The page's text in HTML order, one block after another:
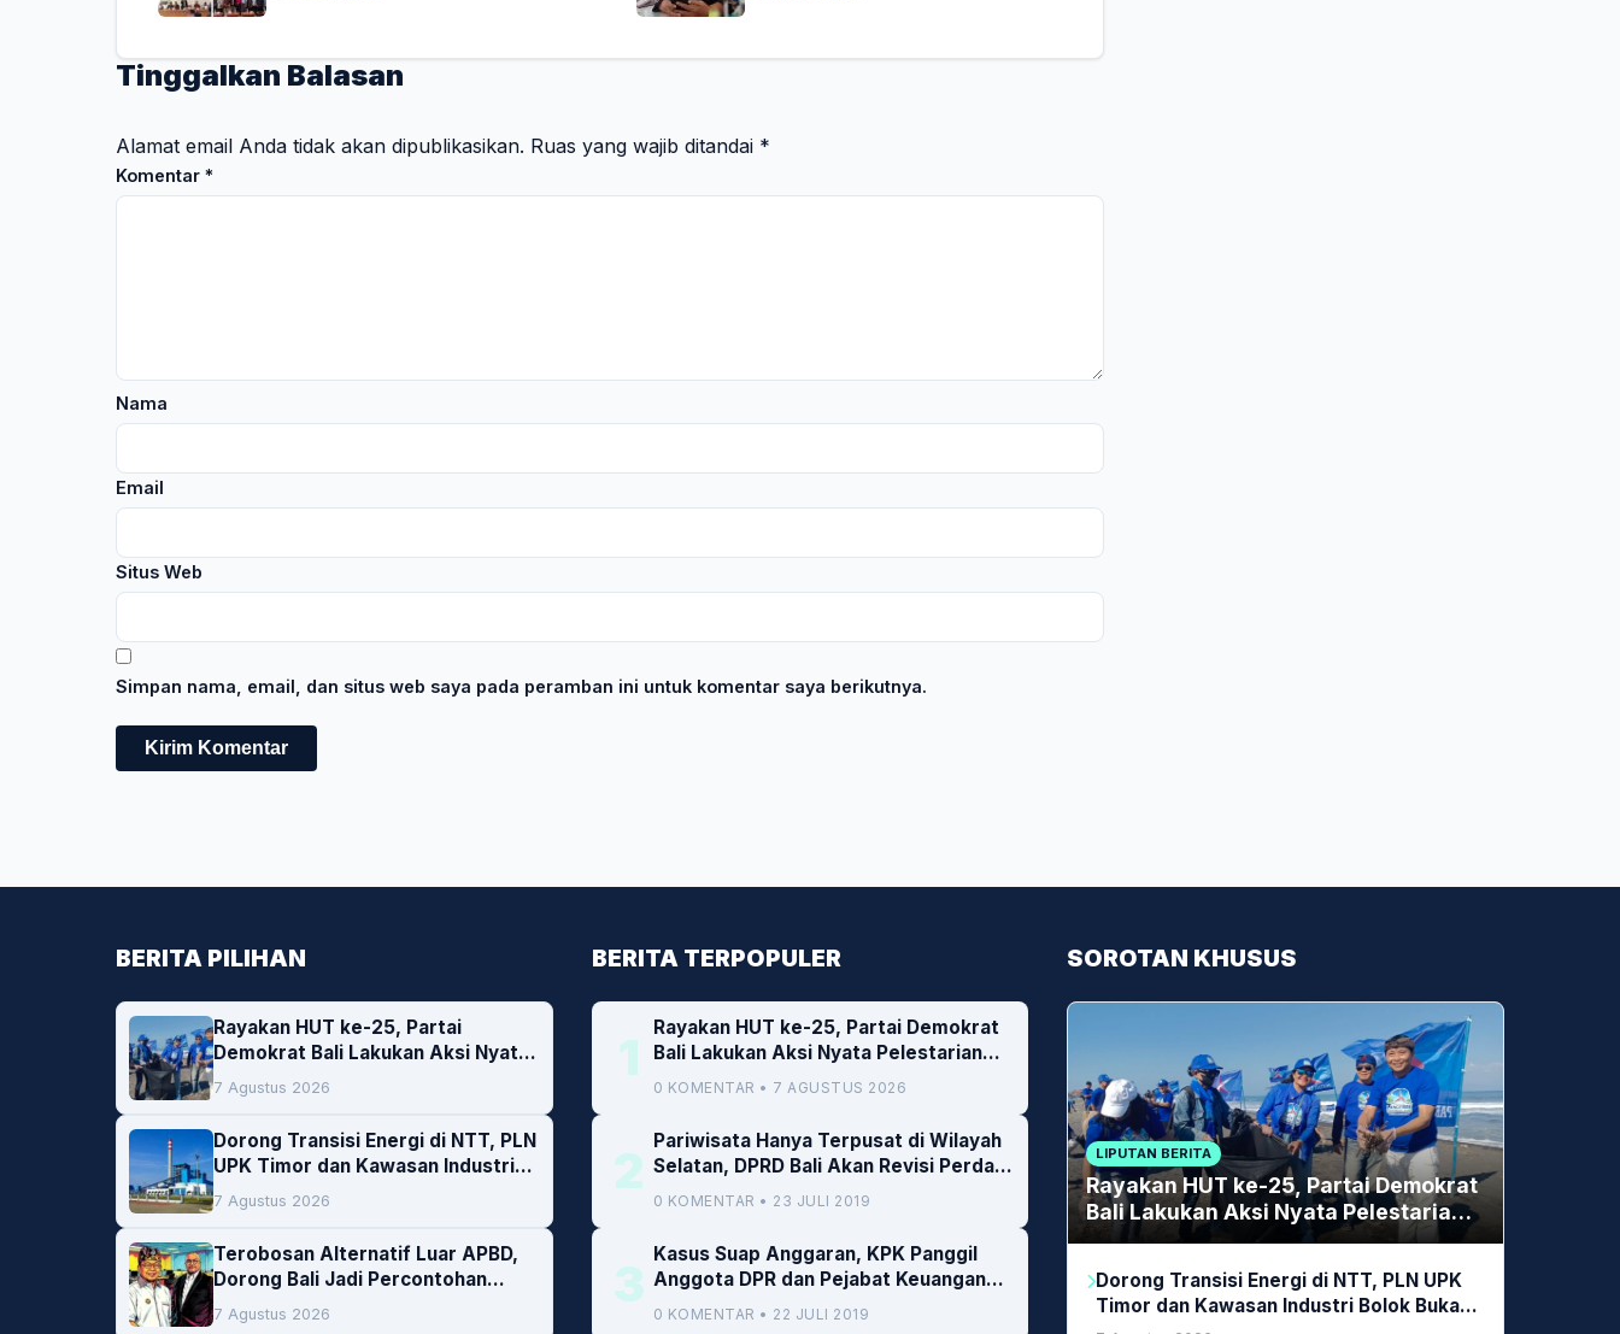
Tinggalkan Balasan
Alamat email Anda tidak akan dipublikasikan. Ruas yang wajib ditandai *
Komentar *
Nama
Email
Situs Web
Simpan nama, email, dan situs web saya pada peramban ini untuk komentar saya berikutnya.
BERITA PILIHAN
Rayakan HUT ke-25, Partai
Demokrat Bali Lakukan Aksi Nyata
Pelestarian Lingkungan
7 Agustus 2026
Dorong Transisi Energi di NTT, PLN
UPK Timor dan Kawasan Industri
Bolok Buka Peluang Investasi
Woodchip untuk Cofiring PLTU
Bolok
7 Agustus 2026
Terobosan Alternatif Luar APBD,
Dorong Bali Jadi Percontohan
Nasional Pembiayaan Daerah
7 Agustus 2026
BERITA TERPOPULER
1
Rayakan HUT ke-25, Partai Demokrat
Bali Lakukan Aksi Nyata Pelestarian
Lingkungan
0 KOMENTAR • 7 AGUSTUS 2026
2
Pariwisata Hanya Terpusat di Wilayah
Selatan, DPRD Bali Akan Revisi Perda
RTRW
0 KOMENTAR • 23 JULI 2019
3
Kasus Suap Anggaran, KPK Panggil
Anggota DPR dan Pejabat Keuangan
Kemenkeu
0 KOMENTAR • 22 JULI 2019
SOROTAN KHUSUS
LIPUTAN BERITA
Rayakan HUT ke-25, Partai Demokrat
Bali Lakukan Aksi Nyata Pelestarian
Lingkungan
Dorong Transisi Energi di NTT, PLN UPK
Timor dan Kawasan Industri Bolok Buka